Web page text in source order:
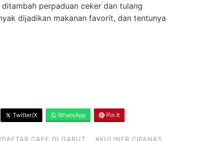
perpaduan ceker dan tulang
dijadikan makanan favorit, dan tentunya
Twitter/X WhatsApp Pin It
CAFE DI GARUT
#KULINER CIPANAS